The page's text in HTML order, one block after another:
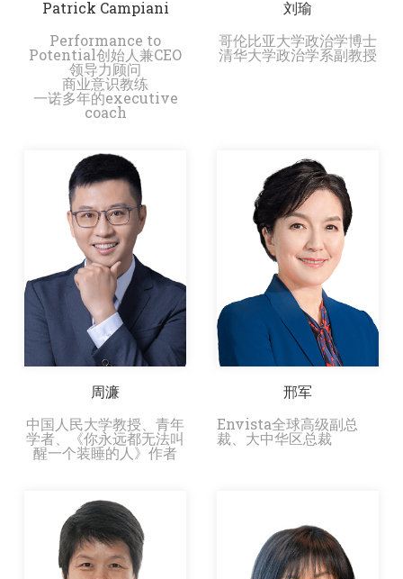
Patrick Campiani
Performance to
Potential创始人兼CEO
领导力顾问
商业意识教练
一诺多年的executive
coach
刘瑜
哥伦比亚大学政治学博士
清华大学政治学系副教授
周濂
中国人民大学教授、青年
学者、《你永远都无法叫
醒一个装睡的人》作者
邢军
Envista全球高级副总
裁、大中华区总裁